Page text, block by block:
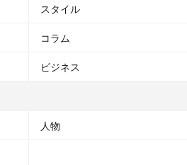
スタイル
コラム
ビジネス
人物